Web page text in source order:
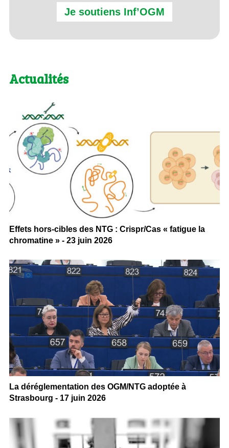
Je soutiens Inf’OGM
Actualités
Effets hors-cibles des NTG : Crispr/Cas « fatigue la
chromatine » - 23 juin 2026
La déréglementation des OGM/NTG adoptée à
Strasbourg - 17 juin 2026